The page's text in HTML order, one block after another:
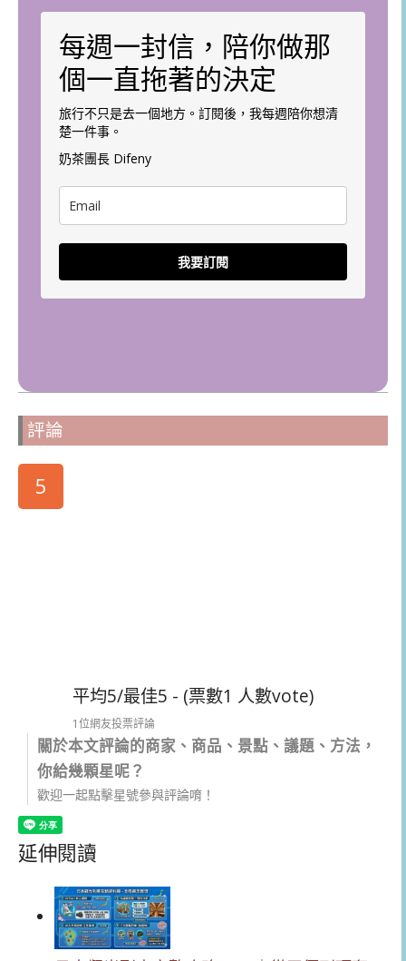
每週一封信，陪你做那
個一直拖著的決定
旅行不只是去一個地方。訂閱後，我每週陪你想清
楚一件事。
奶茶團長 Difeny
我要訂閱
評論
5
平均5/最佳5 - (票數1 人數vote)
1位網友投票評論
關於本文評論的商家、商品、景點、議題、方法，
你給幾顆星呢？
歡迎一起點擊星號參與評論唷！
延伸閱讀